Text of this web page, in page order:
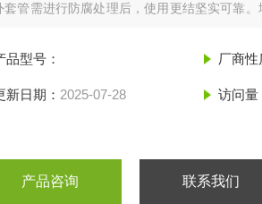
套管需进行防腐处理后，使用更结坚实可靠。
品型号： 厂商性
新日期： 2025-07-28 访问量
产品咨询 联系我们